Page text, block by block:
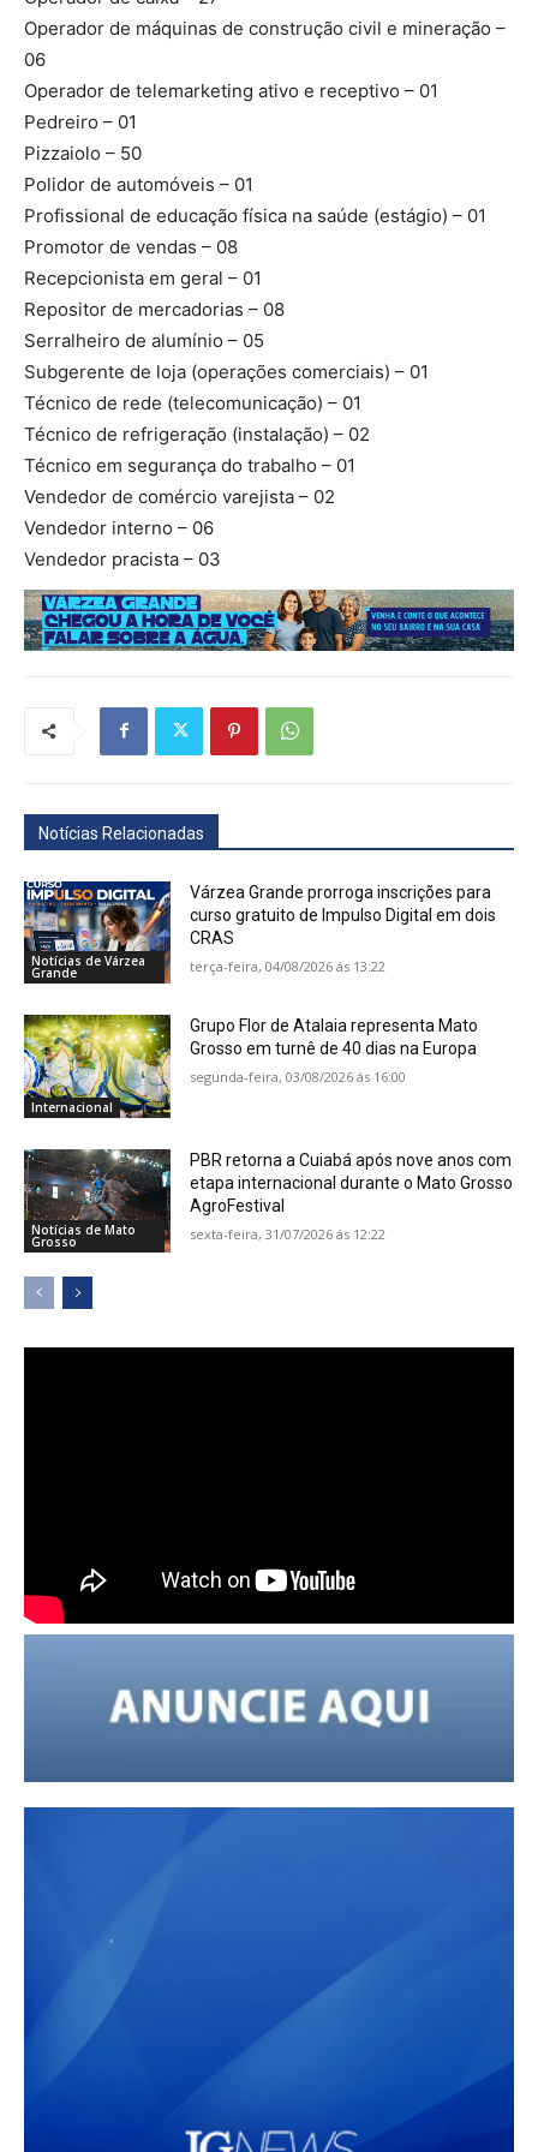
Operador de máquinas de construção civil e mineração –
06
Operador de telemarketing ativo e receptivo – 01
Pedreiro – 01
Pizzaiolo – 50
Polidor de automóveis – 01
Profissional de educação física na saúde (estágio) – 01
Promotor de vendas – 08
Recepcionista em geral – 01
Repositor de mercadorias – 08
Serralheiro de alumínio – 05
Subgerente de loja (operações comerciais) – 01
Técnico de rede (telecomunicação) – 01
Técnico de refrigeração (instalação) – 02
Técnico em segurança do trabalho – 01
Vendedor de comércio varejista – 02
Vendedor interno – 06
Vendedor pracista – 03
Notícias Relacionadas
Notícias de Várzea
Grande
Várzea Grande prorroga inscrições para
curso gratuito de Impulso Digital em dois
CRAS
terça-feira, 04/08/2026 ás 13:22
Internacional
Grupo Flor de Atalaia representa Mato
Grosso em turnê de 40 dias na Europa
segunda-feira, 03/08/2026 ás 16:00
Notícias de Mato
Grosso
PBR retorna a Cuiabá após nove anos com
etapa internacional durante o Mato Grosso
AgroFestival
sexta-feira, 31/07/2026 ás 12:22